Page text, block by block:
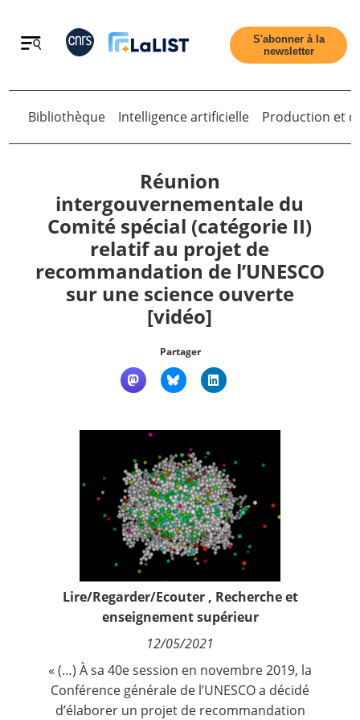
Retour
Accueil
Tous les articles
S'abonner à la
newsletter
Bibliothèque Intelligence artificielle Production et
Réunion
intergouvernementale du
Comité spécial (catégorie II)
relatif au projet de
recommandation de l’UNESCO
sur une science ouverte
[vidéo]
Partager
Lire/Regarder/Ecouter, Recherche et
enseignement supérieur
12/05/2021
« (…) À sa 40e session en novembre 2019, la
Conférence générale de l’UNESCO a décidé
d’élaborer un projet de recommandation